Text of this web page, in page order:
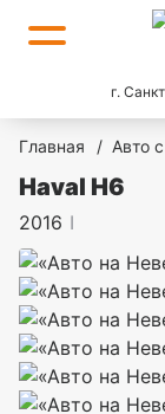
г.
Главная / Авто
Haval H6
2016 I